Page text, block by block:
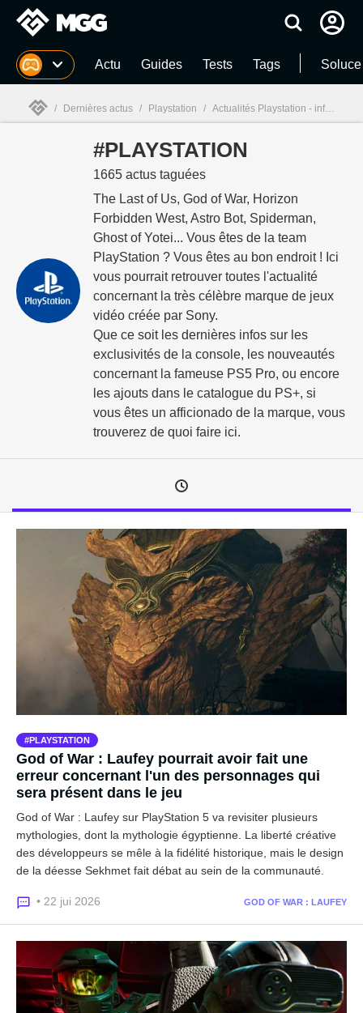
MGG Actu Guides Tests Tags
/ Dernières actus / Playstation / Actualités Playstation - infos et actualités - page 2
#PLAYSTATION
1665 actus taguées
The Last of Us, God of War, Horizon
Forbidden West, Astro Bot, Spiderman,
Ghost of Yotei... Vous êtes de la team
PlayStation ? Vous êtes au bon endroit ! Ici
vous pourrait retrouver toutes l'actualité
concernant la très célèbre marque de jeux
vidéo créée par Sony.
Que ce soit les dernières infos sur les
exclusivités de la console, les nouveautés
concernant la fameuse PS5 Pro, ou encore
les ajouts dans le catalogue du PS+, si
vous êtes un afficionado de la marque, vous
trouverez de quoi faire ici.
PLAYSTATION
God of War : Laufey pourrait avoir fait une
erreur concernant l'un des personnages qui
sera présent dans le jeu
God of War : Laufey sur PlayStation 5 va revisiter plusieurs
mythologies, dont la mythologie égyptienne. La liberté créative
des développeurs se mêle à la fidélité historique, mais le design
de la déesse Sekhmet fait débat au sein de la communauté.
• 22 jui 2026 GOD OF WAR : LAUFEY